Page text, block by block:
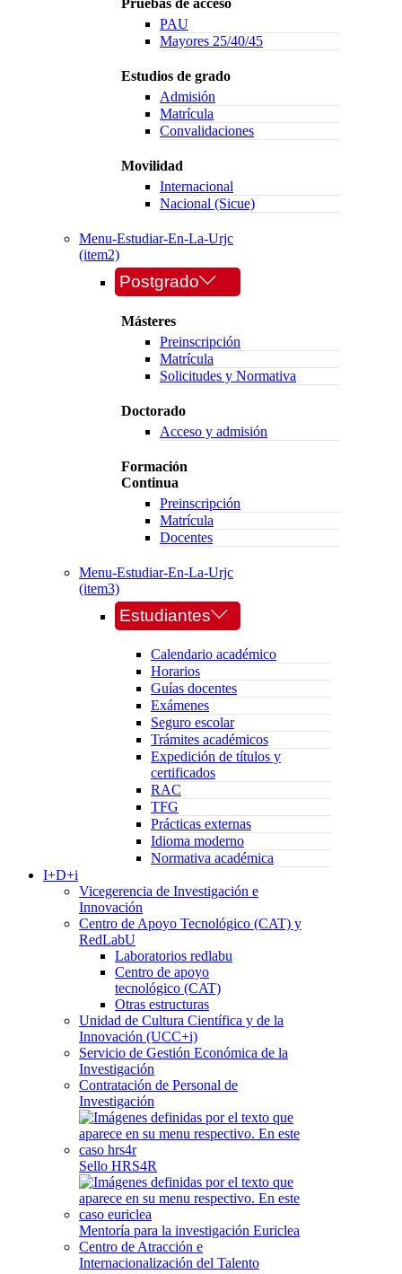
Pruebas de acceso
PAU
Mayores 25/40/45
Estudios de grado
Admisión
Matrícula
Convalidaciones
Movilidad
Internacional
Nacional (Sicue)
Menu-Estudiar-En-La-Urjc
(item2)
Postgrado
Másteres
Preinscripción
Matrícula
Solicitudes y Normativa
Doctorado
Acceso y admisión
Formación
Continua
Preinscripción
Matrícula
Docentes
Menu-Estudiar-En-La-Urjc
(item3)
Estudiantes
Calendario académico
Horarios
Guías docentes
Exámenes
Seguro escolar
Trámites académicos
Expedición de títulos y
certificados
RAC
TFG
Prácticas externas
Idioma moderno
Normativa académica
I+D+i
Vicegerencia de Investigación e
Innovación
Centro de Apoyo Tecnológico (CAT) y
RedLabU
Laboratorios redlabu
Centro de apoyo
tecnológico (CAT)
Otras estructuras
Unidad de Cultura Científica y de la
Innovación (UCC+i)
Servicio de Gestión Económica de la
Investigación
Contratación de Personal de
Investigación
Sello HRS4R
Mentoría para la investigación Euriclea
Centro de Atracción e
Internacionalización del Talento